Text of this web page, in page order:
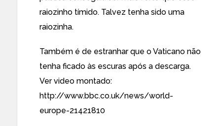
raiozinho tímido. Talvez tenha sido uma
raiozinha.
Também é de estranhar que o Vaticano não
tenha ficado às escuras após a descarga.
Ver video montado:
http://www.bbc.co.uk/news/world-
europe-21421810